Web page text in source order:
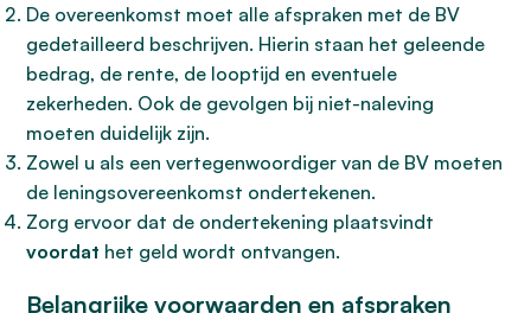
De overeenkomst moet alle afspraken met de BV
gedetailleerd beschrijven. Hierin staan het geleende
bedrag, de rente, de looptijd en eventuele
zekerheden. Ook de gevolgen bij niet-naleving
moeten duidelijk zijn.
Zowel u als een vertegenwoordiger van de BV moeten
de leningsovereenkomst ondertekenen.
Zorg ervoor dat de ondertekening plaatsvindt
voordat het geld wordt ontvangen.
Belangrijke voorwaarden en afspraken